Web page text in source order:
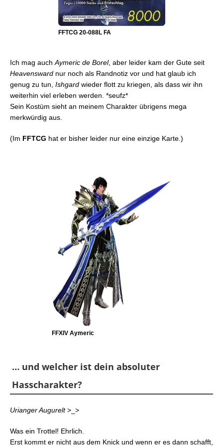
FFTCG 20-088L FA
Ich mag auchAymeric de Borel, aber leider kam der Gute seit
Heavensward nur noch als Randnotiz vor und hat glaub ich
genug zu tun, Ishgard wieder flott zu kriegen, als dass wir ihn
weiterhin viel erleben werden. *seufz*
Sein Kostüm sieht an meinem Charakter übrigens mega
merkwürdig aus.
(Im FFTCG hat er bisher leider nur eine einzige Karte.)
FFXIV Aymeric
… und welcher ist dein absoluter
Hasscharakter?
Urianger Augurelt>_>
Was ein Trottel! Ehrlich.
Erst kommt er nicht aus dem Knick und wenn er es dann schafft,